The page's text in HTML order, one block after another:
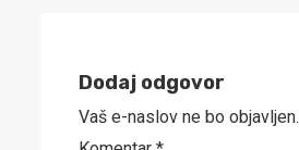
Dodaj odgovor
Vaš e-naslov ne bo objavljen.